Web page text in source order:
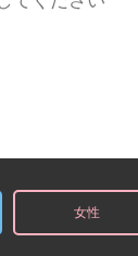
女性